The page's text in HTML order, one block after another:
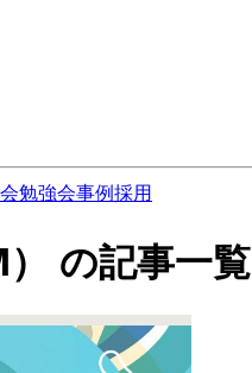
勉強会事例採用
の記事一覧